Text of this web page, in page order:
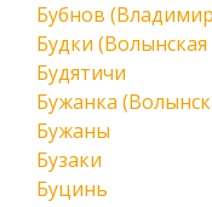
Бубнов
Будки (Волынская
Будятичи
Бужанка
Бужаны
Бузаки
Буцинь